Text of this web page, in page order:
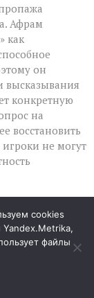
Афрам
как
он
высказывания
конкретную
на
восстановить
не могут
работа, в
и личные
времён
образ
cookies
файлы